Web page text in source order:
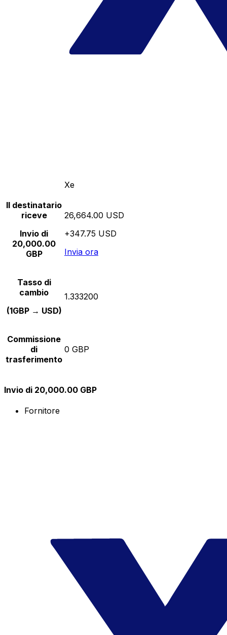
Xe
Il destinatario
riceve
Invio di
20,000.00
GBP
26,664.00 USD
+347.75 USD
Invia ora
Tasso di
cambio
(1GBP → USD)
1.333200
Commissione
di
trasferimento
0 GBP
Invio di 20,000.00 GBP
Fornitore